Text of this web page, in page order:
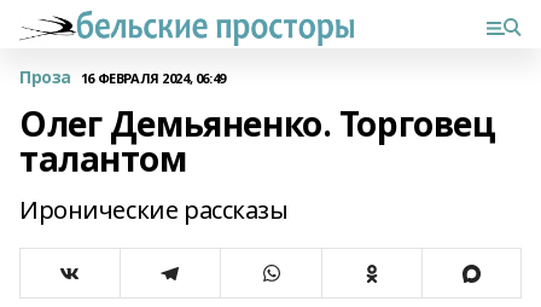
Проза 16 ФЕВРАЛЯ 2024, 06:49
Олег Демьяненко. Торговец
талантом
Иронические рассказы